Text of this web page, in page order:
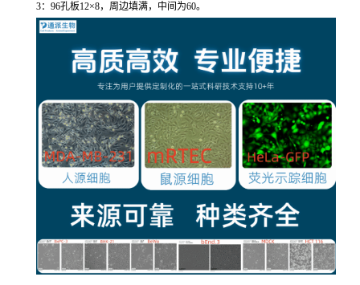
3：96孔板12×8，周边填满，中间为60。